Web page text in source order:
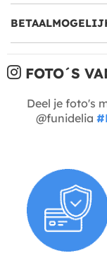
FOTO´S
Deel je foto's
@funidelia